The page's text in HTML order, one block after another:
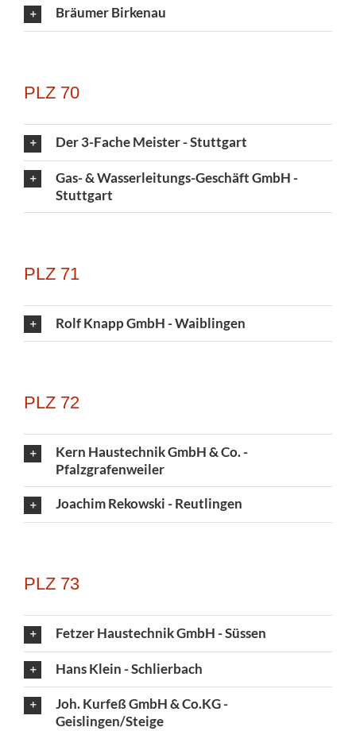
Bräumer Birkenau
PLZ 70
Der 3-Fache Meister - Stuttgart
Gas- & Wasserleitungs-Geschäft GmbH -
Stuttgart
PLZ 71
Rolf Knapp GmbH - Waiblingen
PLZ 72
Kern Haustechnik GmbH & Co. -
Pfalzgrafenweiler
Joachim Rekowski - Reutlingen
PLZ 73
Fetzer Haustechnik GmbH - Süssen
Hans Klein - Schlierbach
Joh. Kurfeß GmbH & Co.KG -
Geislingen/Steige